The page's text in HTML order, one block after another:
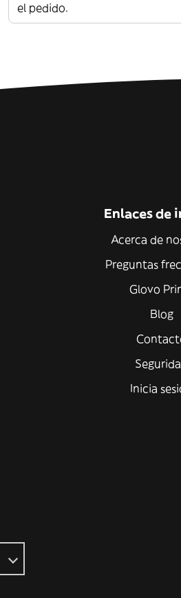
el pedido.
Enlaces de
Acerca de
Preguntas
Glovo
Blog
Inicia